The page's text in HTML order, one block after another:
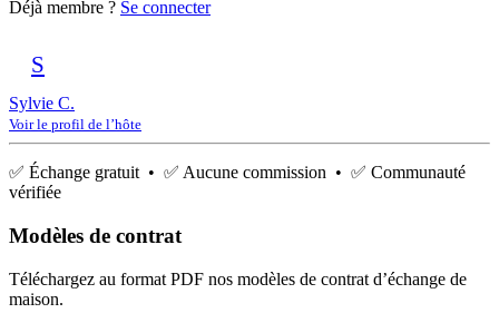
Déjà membre ? Se connecter
S
Sylvie C.
Voir le profil de l’hôte
✅ Échange gratuit • ✅ Aucune commission • ✅ Communauté
vérifiée
Modèles de contrat
Téléchargez au format PDF nos modèles de contrat d’échange de
maison.